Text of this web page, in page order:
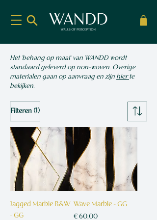
Het 'behang op maat' van WANDD wordt
standaard geleverd op non-woven. ​Overige
materialen gaan op aanvraag en zijn hierte
bekijken.
Filteren (1)
Jagged Marble B&W
- GG
Wave Marble - GG
Prijs
€ 60,00